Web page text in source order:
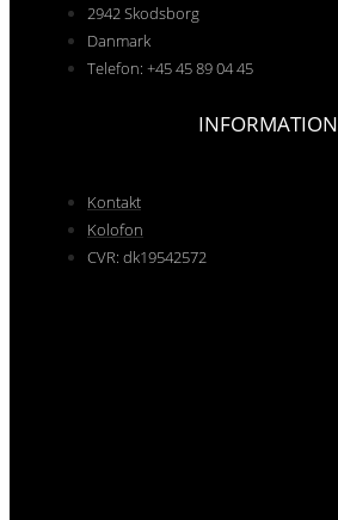
2942 Skodsborg
Danmark
Telefon: +45 45 89 04 45
INFORMATION
Kontakt
Kolofon
CVR: dk19542572